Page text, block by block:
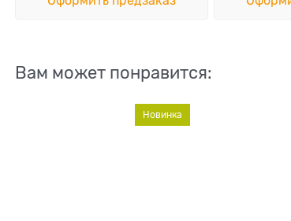
Вам может понравится:
Новинка